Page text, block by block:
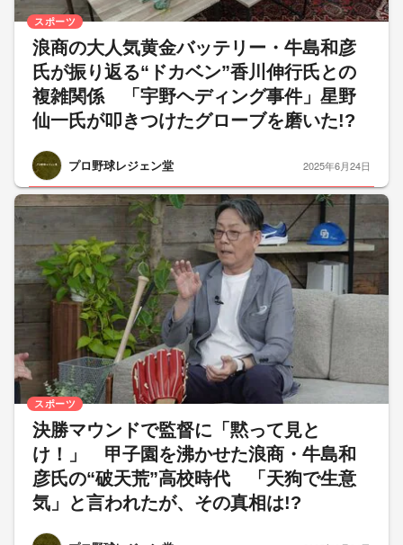
浪商の大人気黄金バッテリー・牛島和彦
氏が振り返る“ドカベン”香川伸行氏との
複雑関係 「宇野ヘディング事件」星野
仙一氏が叩きつけたグローブを磨いた!?
プロ野球レジェン堂
スポーツ
2025年6月24日
決勝マウンドで監督に「黙って見と
け！」 甲子園を沸かせた浪商・牛島和
彦氏の“破天荒”高校時代 「天狗で生意
気」と言われたが、その真相は!?
スポーツ